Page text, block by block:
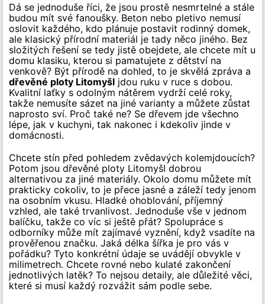
Dá se jednoduše říci, že jsou prostě nesmrtelné a stále
budou mít své fanoušky. Beton nebo pletivo nemusí
oslovit každého, kdo plánuje postavit rodinný domek,
ale klasický přírodní materiál je tady něco jiného. Bez
složitých řešení se tedy jistě obejdete, ale chcete mít u
domu klasiku, kterou si pamatujete z dětství na
venkově? Být přírodě na dohled, to je skvělá zpráva a
dřevěné ploty Litomyšl jdou ruku v ruce s dobou.
Kvalitní laťky s odolným nátěrem vydrží celé roky,
takže nemusíte sázet na jiné varianty a můžete zůstat
naprosto sví. Proč také ne? Se dřevem jde všechno
lépe, jak v kuchyni, tak nakonec i kdekoliv jinde v
domácnosti.
Chcete stín před pohledem zvědavých kolemjdoucích?
Potom jsou dřevěné ploty Litomyšl dobrou
alternativou za jiné materiály. Okolo domu můžete mít
prakticky cokoliv, to je přece jasné a záleží tedy jenom
na osobním vkusu. Hladké ohoblování, příjemný
vzhled, ale také trvanlivost. Jednoduše vše v jednom
balíčku, takže co víc si ještě přát? Spolupráce s
odborníky může mít zajímavé vyznění, když vsadíte na
prověřenou značku. Jaká délka šířka je pro vás v
pořádku? Tyto konkrétní údaje se uvádějí obvykle v
milimetrech. Chcete rovné nebo kulaté zakončení
jednotlivých latěk? To nejsou detaily, ale důležité věci,
které si musí každý rozvážit sám podle sebe.